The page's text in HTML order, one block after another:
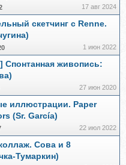
17 авг 2024
скетчинг с Renne.
1 июн 2022
Спонтанная живопись:
27 июн 2020
иллюстрации. Paper
(Sr. García)
22 июл 2022
Сова и 8
Тумаркин)